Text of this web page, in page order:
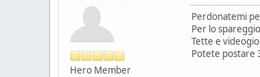
Hero Member
Perdonatemi
Per lo
Tette e
Potete postare